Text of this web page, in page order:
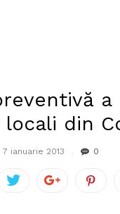
a
din
7 ianuarie 2013 0